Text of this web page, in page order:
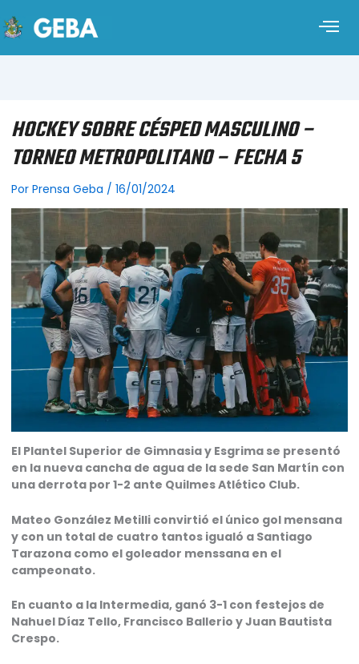
HOCKEY SOBRE CÉSPED MASCULINO –
TORNEO METROPOLITANO – FECHA 5
Por Prensa Geba / 16/01/2024
El Plantel Superior de Gimnasia y Esgrima se presentó
en la nueva cancha de agua de la sede San Martín con
una derrota por 1-2 ante Quilmes Atlético Club.
Mateo González Metilli convirtió el único gol mensana
y con un total de cuatro tantos igualó a Santiago
Tarazona como el goleador menssana en el
campeonato.
En cuanto a la Intermedia, ganó 3-1 con festejos de
Nahuel Díaz Tello, Francisco Ballerio y Juan Bautista
Crespo.